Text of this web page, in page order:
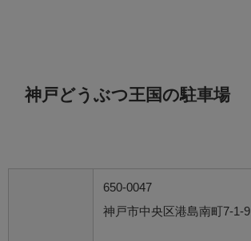
神戸どうぶつ王国の駐車場
650-0047
神戸市中央区港島南町7-1-9